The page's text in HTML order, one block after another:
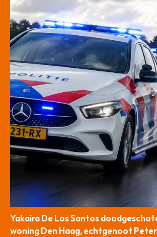
Yakaira De Los Santos
woning Den Haag, echtgenoot